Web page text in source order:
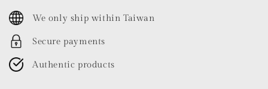
price
We only ship within Taiwan
Secure payments
Authentic products